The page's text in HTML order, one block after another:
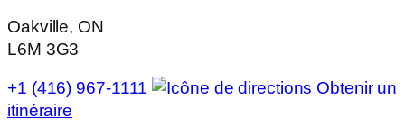
Oakville, ON
L6M 3G3
+1 (416) 967-1111
Obtenir un
itinéraire